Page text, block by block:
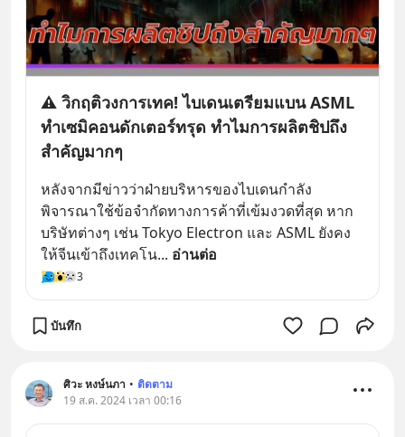
⚠️ วิกฤติวงการเทค! ไบเดนเตรียมแบน ASML
ทำเซมิคอนดักเตอร์ทรุด ทำไมการผลิตชิปถึง
สำคัญมากๆ
หลังจากมีข่าวว่าฝ่ายบริหารของไบเดนกำลัง
พิจารณาใช้ข้อจำกัดทางการค้าที่เข้มงวดที่สุด หาก
บริษัทต่างๆ เช่น Tokyo Electron และ ASML ยังคง
ให้จีนเข้าถึงเทคโน... อ่านต่อ
3
บันทึก
ศิวะ หงษ์นภา • ติดตาม
19 ส.ค. 2024 เวลา 00:16